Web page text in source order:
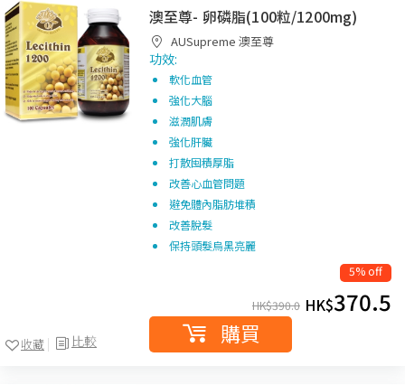
比較
收藏
澳至尊- 卵磷脂(100粒/1200mg)
AUSupreme 澳至尊
功效:
軟化血管
強化大腦
滋潤肌膚
強化肝臟
打散囤積厚脂
改善心血管問題
避免體內脂肪堆積
改善脫髮
保持頭髮烏黑亮麗
5% off
HK$390.0 HK$370.5
購買